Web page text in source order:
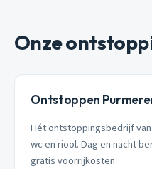
Onze
Ontstoppen
Hét ontstoppingsbedrijf
wc en riool. Dag en nacht
gratis voorrijkosten.